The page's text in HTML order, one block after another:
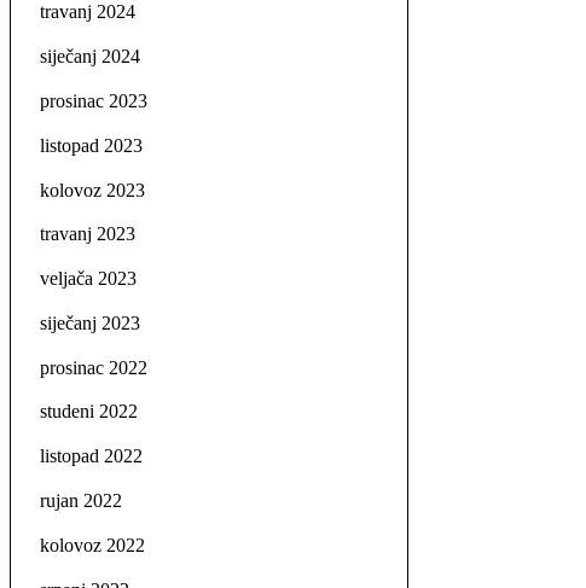
travanj 2024
siječanj 2024
prosinac 2023
listopad 2023
kolovoz 2023
travanj 2023
veljača 2023
siječanj 2023
prosinac 2022
studeni 2022
listopad 2022
rujan 2022
kolovoz 2022